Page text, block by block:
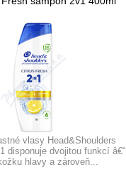
vlasy Head&Shoulders
disponuje dvojitou funkcí â€“
hlavy a zároveň...